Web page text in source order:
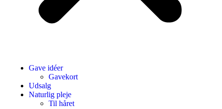
Gave idéer
Gavekort
Udsalg
Naturlig pleje
Til håret